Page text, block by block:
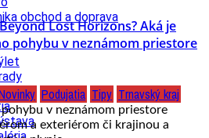
obchod a doprava
Lost Horizons? Aká je
pohybu v neznámom priestore
Podujatia Tipy Trnavský kraj
pohybu v neznámom priestore
a exteriérom či krajinou a